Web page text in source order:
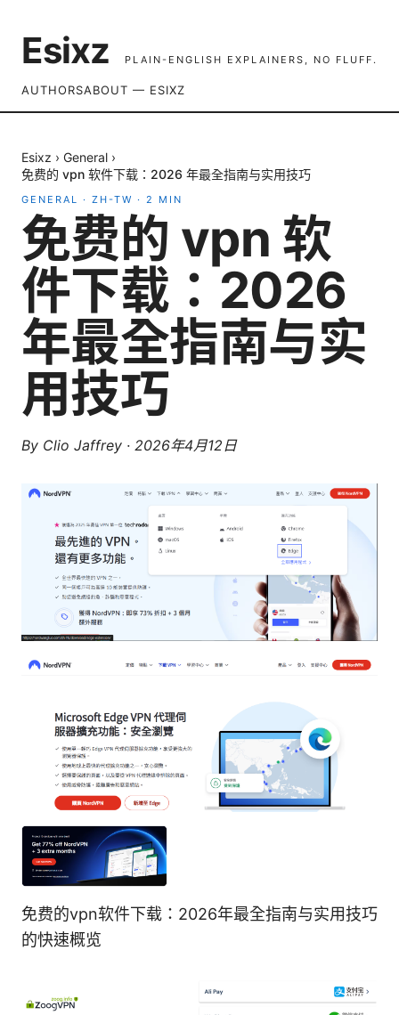
Esixz PLAIN-ENGLISH EXPLAINERS, NO FLUFF.
AUTHORSABOUT — ESIXZ
Esixz › General ›
免费的 vpn 软件下载：2026 年最全指南与实用技巧
GENERAL · ZH-TW · 2 MIN
免费的 vpn 软
件下载：2026
年最全指南与实
用技巧
By Clio Jaffrey · 2026年4月12日
免费的vpn软件下载：2026年最全指南与实用技巧
的快速概览